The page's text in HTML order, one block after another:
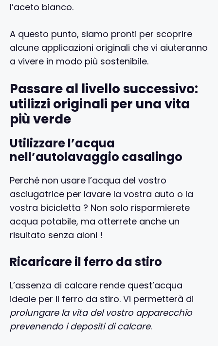
l’aceto bianco.
A questo punto, siamo pronti per scoprire
alcune applicazioni originali che vi aiuteranno
a vivere in modo più sostenibile.
Passare al livello successivo:
utilizzi originali per una vita
più verde
Utilizzare l’acqua
nell’autolavaggio casalingo
Perché non usare l’acqua del vostro
asciugatrice per lavare la vostra auto o la
vostra bicicletta ? Non solo risparmierete
acqua potabile, ma otterrete anche un
risultato senza aloni !
Ricaricare il ferro da stiro
L’assenza di calcare rende quest’acqua
ideale per il ferro da stiro. Vi permetterà di
prolungare la vita del vostro apparecchio
prevenendo i depositi di calcare.